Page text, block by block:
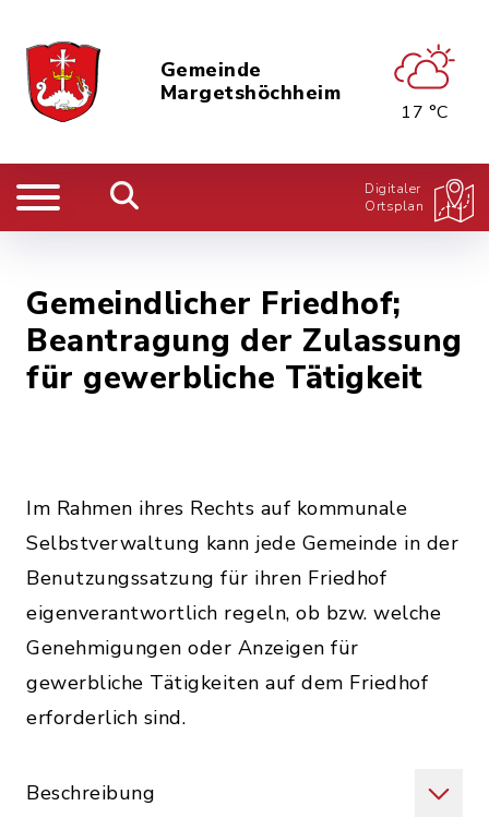
Gemeinde
Margetshöchheim
17 °C
Digitaler
Ortsplan
Gemeindlicher Friedhof;
Beantragung der Zulassung
für gewerbliche Tätigkeit
Im Rahmen ihres Rechts auf kommunale
Selbstverwaltung kann jede Gemeinde in der
Benutzungssatzung für ihren Friedhof
eigenverantwortlich regeln, ob bzw. welche
Genehmigungen oder Anzeigen für
gewerbliche Tätigkeiten auf dem Friedhof
erforderlich sind.
Beschreibung